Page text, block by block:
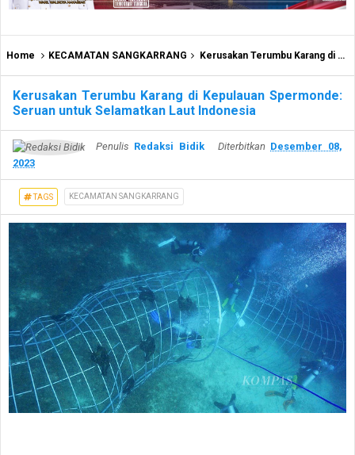
Home KECAMATAN SANGKARRANG Kerusakan Terumbu Karang di Kepulauan Spermonde: Seruan untuk Selamatkan Laut Indonesia
Kerusakan Terumbu Karang di Kepulauan Spermonde:
Seruan untuk Selamatkan Laut Indonesia
Penulis Redaksi Bidik Diterbitkan Desember 08,
2023
TAGS KECAMATAN SANGKARRANG